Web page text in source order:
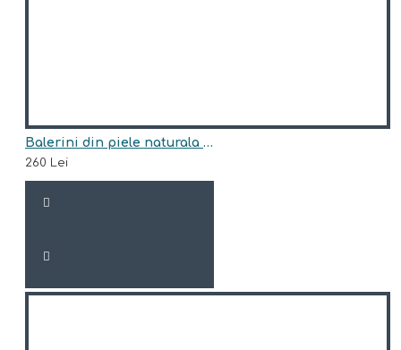
Balerini din piele naturala model BELLONA
260 Lei